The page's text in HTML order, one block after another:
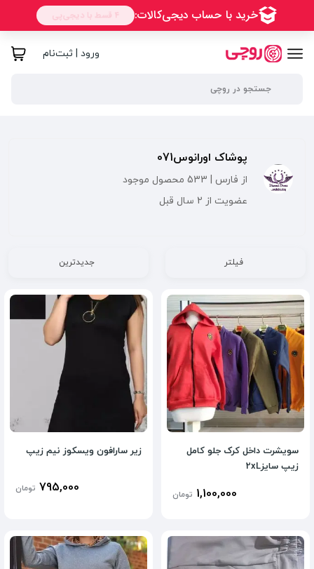
ورود | ثبت‌نام
پوشاک اورانوس071
از فارس | 533 محصول موجود
عضویت از 2 سال قبل
فیلتر جدیدترین
سویشرت داخل کرک جلو کامل
زیپ سایز2xL
1,100,000 تومان
زیر سارافون ویسکوز نیم زیپ
795,000 تومان